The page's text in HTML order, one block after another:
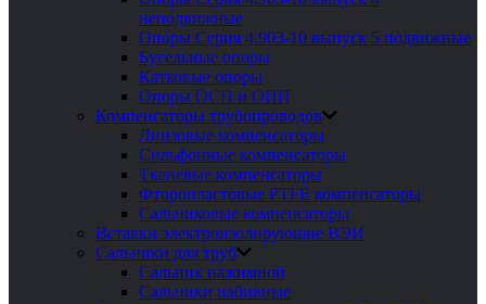
неподвижные
Опоры Серия 4.903-10 выпуск 5 подвижные
Бугельные опоры
Катковые опоры
Опоры ОСП и ОПП
Компенсаторы трубопроводов
Линзовые компенсаторы
Сильфонные компенсаторы
Тканевые компенсаторы
Фторопластовые PTFE компенсаторы
Сальниковые компенсаторы
Вставки электроизолирующие ВЭИ
Сальники для труб
Сальник нажимной
Сальники набивные